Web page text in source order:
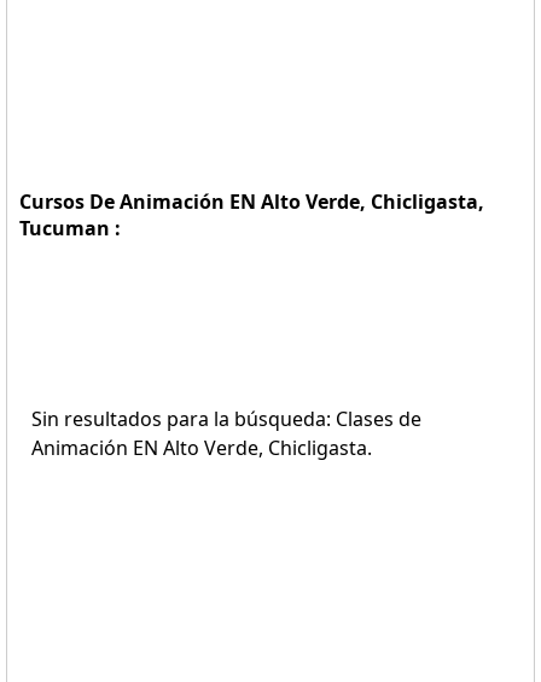
Cursos De Animación EN Alto Verde, Chicligasta,
Tucuman :
Sin resultados para la búsqueda: Clases de
Animación EN Alto Verde, Chicligasta.